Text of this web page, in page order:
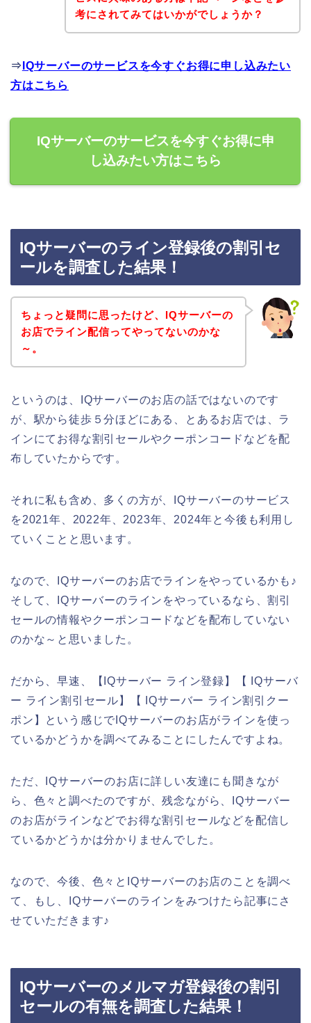
考にされてみてはいかがでしょうか？
⇒ IQサーバーのサービスを今すぐお得に申し込みたい
方はこちら
IQサーバーのサービスを今すぐお得に申
し込みたい方はこちら
IQサーバーのライン登録後の割引セ
ールを調査した結果！
ちょっと疑問に思ったけど、IQサーバーの
お店でライン配信ってやってないのかな
～。
というのは、IQサーバーのお店の話ではないのです
が、駅から徒歩５分ほどにある、とあるお店では、ラ
インにてお得な割引セールやクーポンコードなどを配
布していたからです。
それに私も含め、多くの方が、IQサーバーのサービス
を2021年、2022年、2023年、2024年と今後も利用し
ていくことと思います。
なので、IQサーバーのお店でラインをやっているかも♪
そして、IQサーバーのラインをやっているなら、割引
セールの情報やクーポンコードなどを配布していない
のかな～と思いました。
だから、早速、【IQサーバー ライン登録】【 IQサーバ
ー ライン割引セール】【 IQサーバー ライン割引クー
ポン】という感じでIQサーバーのお店がラインを使っ
ているかどうかを調べてみることにしたんですよね。
ただ、IQサーバーのお店に詳しい友達にも聞きなが
ら、色々と調べたのですが、残念ながら、IQサーバー
のお店がラインなどでお得な割引セールなどを配信し
ているかどうかは分かりませんでした。
なので、今後、色々とIQサーバーのお店のことを調べ
て、もし、IQサーバーのラインをみつけたら記事にさ
せていただきます♪
IQサーバーのメルマガ登録後の割引
セールの有無を調査した結果！